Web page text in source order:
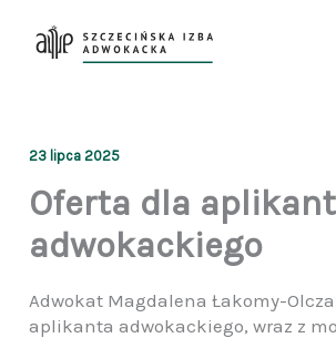
23 lipca 2025
Oferta dla
adwokackiego
Adwokat Magdalena Łakomy-
aplikanta adwokackiego, wraz z